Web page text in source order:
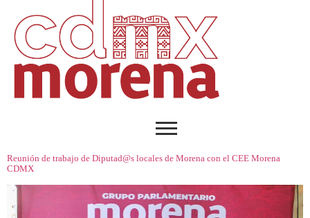
Reunión de trabajo de Diputad@s locales de Morena con el CEE Morena
CDMX